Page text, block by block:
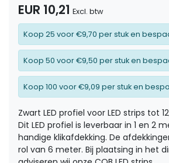
EUR 10,21 Excl. btw
Koop 25 voor €9,70 per stuk en
Koop 50 voor €9,50 per stuk en
Koop 100 voor €9,09 per stuk en
Zwart LED profiel voor LED strips tot
Dit LED profiel is leverbaar in 1 en 2
handige klikafdekking. De
rol van 6 meter. Bij plaatsing in het